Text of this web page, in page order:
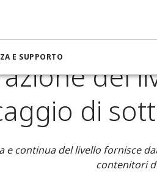
E SUPPORTO
del
di
e continua del livello fornisce
contenitori